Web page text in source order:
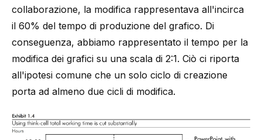
collaborazione, la modifica rappresentava all'incirca
il 60% del tempo di produzione del grafico. Di
conseguenza, abbiamo rappresentato il tempo per la
modifica dei grafici su una scala di 2:1. Ciò ci riporta
all'ipotesi comune che un solo ciclo di creazione
porta ad almeno due cicli di modifica.